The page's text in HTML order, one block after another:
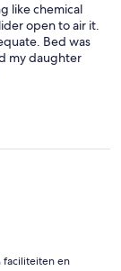
like chemical
open to air it.
Bed was
my daughter
faciliteiten en